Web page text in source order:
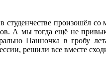
студенчестве произошёл
А мы тогда ещё не
Панночка в гробу
решили все вместе